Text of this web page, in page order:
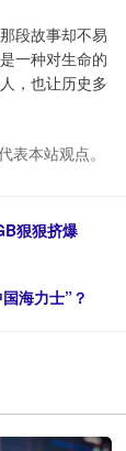
段故事却不易
一种对生命的
，也让历史多
本站观点。
狠狠挤爆
海力士”？